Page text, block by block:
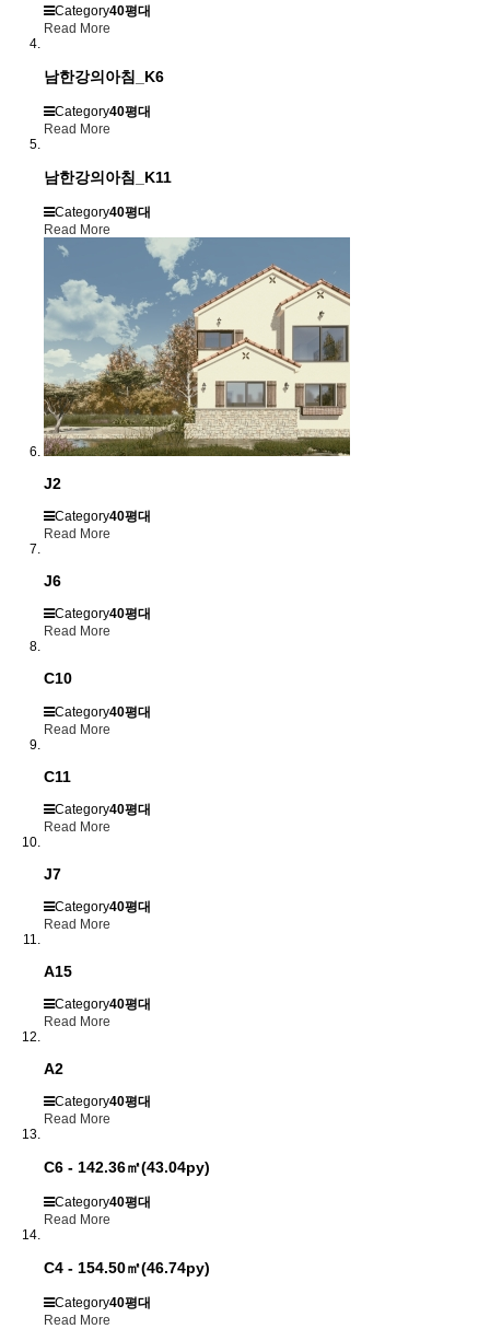
Category40평대
Read More
남한강의아침_K6
Category40평대
Read More
남한강의아침_K11
Category40평대
Read More
J2
Category40평대
Read More
J6
Category40평대
Read More
C10
Category40평대
Read More
C11
Category40평대
Read More
J7
Category40평대
Read More
A15
Category40평대
Read More
A2
Category40평대
Read More
C6 - 142.36㎡(43.04py)
Category40평대
Read More
C4 - 154.50㎡(46.74py)
Category40평대
Read More